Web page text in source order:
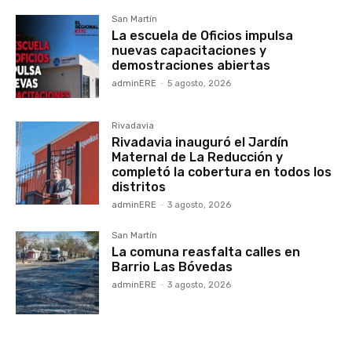
San Martín
La escuela de Oficios impulsa
nuevas capacitaciones y
demostraciones abiertas
adminERE - 5 agosto, 2026
Rivadavia
Rivadavia inauguró el Jardín
Maternal de La Reducción y
completó la cobertura en todos los
distritos
adminERE - 3 agosto, 2026
San Martín
La comuna reasfalta calles en
Barrio Las Bóvedas
adminERE - 3 agosto, 2026